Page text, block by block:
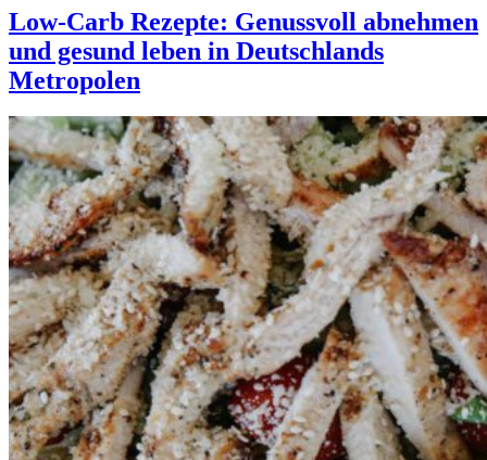
Low-Carb Rezepte: Genussvoll abnehmen
und gesund leben in Deutschlands
Metropolen